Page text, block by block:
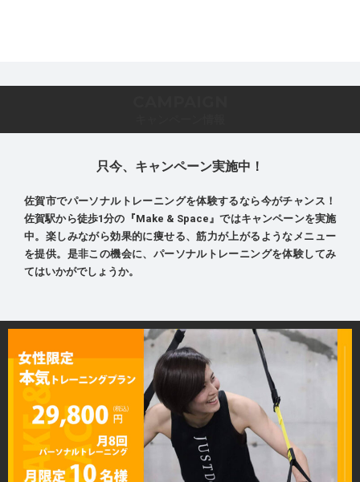
只今、キャンペーン実施中！
佐賀市でパーソナルトレーニングを体験するなら今がチャンス！
佐賀駅から徒歩1分の『Make & Space』ではキャンペーンを実施
中。楽しみながら効果的に痩せる、筋力が上がるようなメニュー
を提供。是非この機会に、パーソナルトレーニングを体験してみ
てはいかがでしょうか。